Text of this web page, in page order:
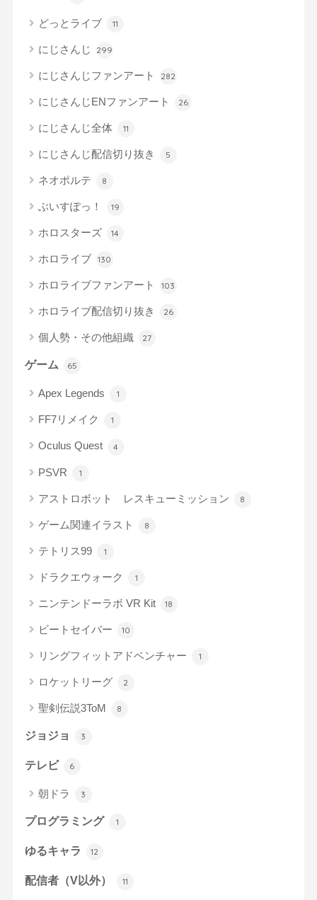
どっとライブ 11
にじさんじ 299
にじさんじファンアート 282
にじさんじENファンアート 26
にじさんじ全体 11
にじさんじ配信切り抜き 5
ネオポルテ 8
ぶいすぽっ！ 19
ホロスターズ 14
ホロライブ 130
ホロライブファンアート 103
ホロライブ配信切り抜き 26
個人勢・その他組織 27
ゲーム 65
Apex Legends 1
FF7リメイク 1
Oculus Quest 4
PSVR 1
アストロボット レスキューミッション 8
ゲーム関連イラスト 8
テトリス99 1
ドラクエウォーク 1
ニンテンドーラボ VR Kit 18
ビートセイバー 10
リングフィットアドベンチャー 1
ロケットリーグ 2
聖剣伝説3ToM 8
ジョジョ 3
テレビ 6
朝ドラ 3
プログラミング 1
ゆるキャラ 12
配信者（V以外） 11